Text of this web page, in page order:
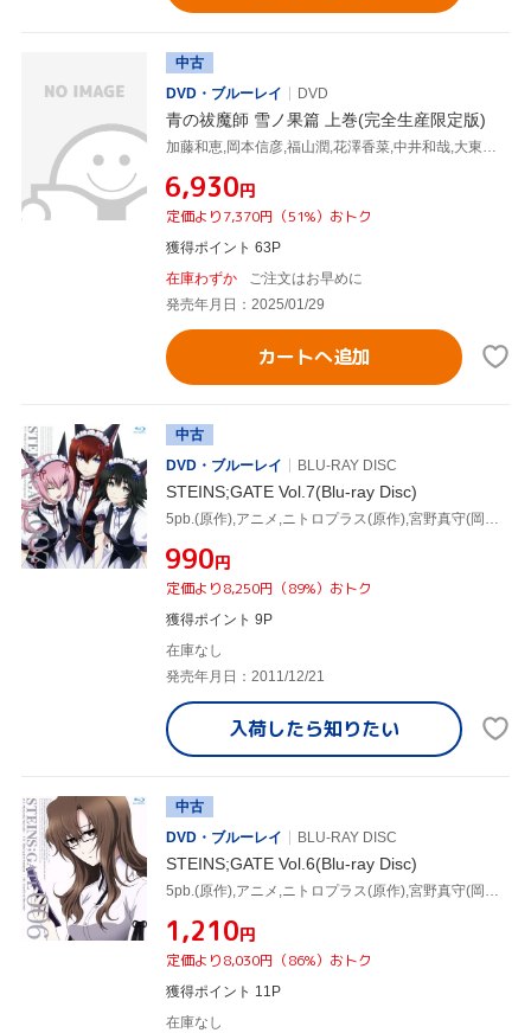
中古
DVD・ブルーレイ
DVD
青の祓魔師 雪ノ果篇 上巻(完全生産限定版)
¥6,930円
定価より7,370円（51%）おトク
獲得ポイント 63P
在庫わずか
ご注文はお早めに
発売年月日：2025/01/29
カートへ追加
中古
DVD・ブルーレイ
BLU-RAY DISC
STEINS;GATE Vol.7(Blu-ray Disc)
¥990円
定価より8,250円（89%）おトク
獲得ポイント 9P
在庫なし
発売年月日：2011/12/21
入荷したら知りたい
中古
DVD・ブルーレイ
BLU-RAY DISC
STEINS;GATE Vol.6(Blu-ray Disc)
¥1,210円
定価より8,030円（86%）おトク
獲得ポイント 11P
在庫なし